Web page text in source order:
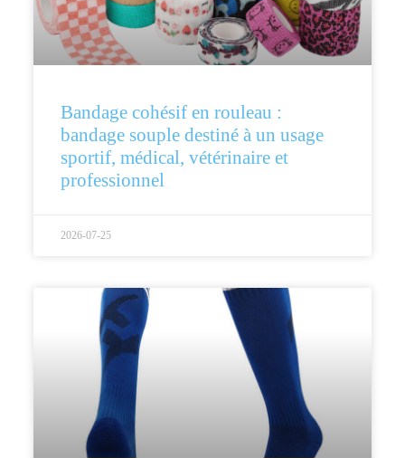
Bandage cohésif en rouleau :
bandage souple destiné à un usage
sportif, médical, vétérinaire et
professionnel
2026-07-25